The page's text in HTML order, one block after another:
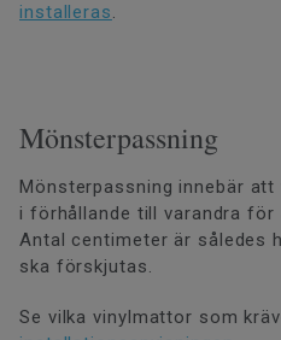
installeras.
Mönsterpassning
Mönsterpassning innebär
i förhållande till varandra
Antal centimeter är således
ska förskjutas.
Se vilka vinylmattor som